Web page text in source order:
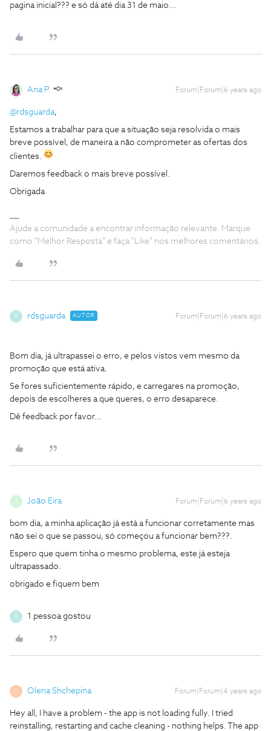
pagina inicial??? e só dá até dia 31 de maio...
Ana P. Forum|Forum|6 years ago
@rdsguarda,
Estamos a trabalhar para que a situação seja resolvida o mais
breve possível, de maneira a não comprometer as ofertas dos
clientes.
Daremos feedback o mais breve possível.
Obrigada
Ajude a comunidade a encontrar informação relevante. Marque
como "Melhor Resposta" e faça "Like" nos melhores comentários.
R rdsguarda AUTOR Forum|Forum|6 years ago
Bom dia, já ultrapassei o erro, e pelos vistos vem mesmo da
promoção que está ativa.
Se fores suficientemente rápido, e carregares na promoção,
depois de escolheres a que queres, o erro desaparece.
Dê feedback por favor...
João Eira Forum|Forum|6 years ago
bom dia, a minha aplicação já está a funcionar corretamente mas
não sei o que se passou, só começou a funcionar bem???.
Espero que quem tinha o mesmo problema, este já esteja
ultrapassado.
obrigado e fiquem bem
R 1 pessoa gostou
O Olena Shchepina Forum|Forum|4 years ago
Hey all, I have a problem - the app is not loading fully. I tried
reinstalling, restarting and cache cleaning - nothing helps. The app